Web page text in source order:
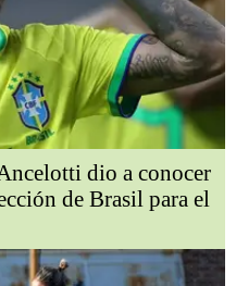
dio a conocer
de Brasil para el